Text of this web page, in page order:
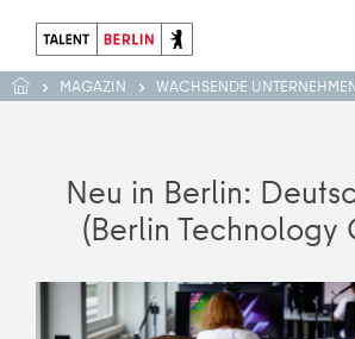
MAGAZIN WACHSENDE
Neu in Berlin:
(Berlin Technology